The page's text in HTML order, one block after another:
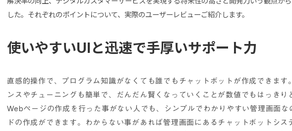
した。それぞれのポイントについて、実際のユーザーレビューご紹介します。
使いやすいUIと迅速で手厚いサポート力
直感的操作で、プログラム知識がなくても誰でもチャットボットが作成できます
ンスやチューニングも簡単で、だんだん賢くなっていくことが数値でもはっきり
Webページの作成を行った事がない人でも、シンプルでわかりやすい管理画面な
ドの作成ができます。わからない事があれば管理画面にあるチャットボットシス